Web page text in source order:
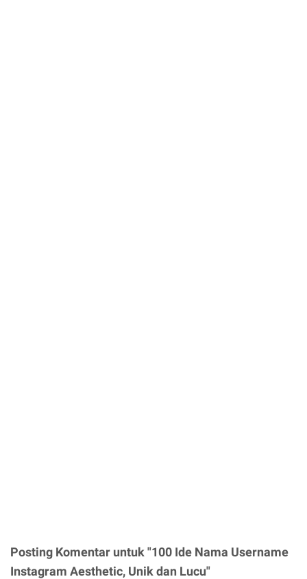
Posting Komentar untuk "100 Ide Nama Username
Instagram Aesthetic, Unik dan Lucu"